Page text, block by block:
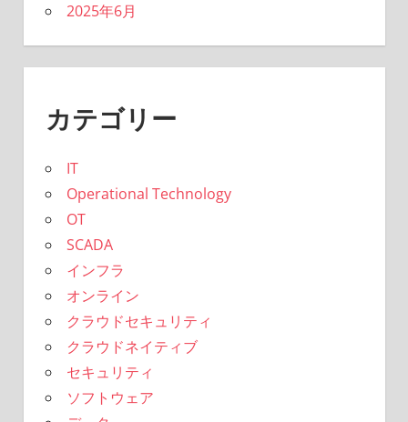
2025年6月
カテゴリー
IT
Operational Technology
OT
SCADA
インフラ
オンライン
クラウドセキュリティ
クラウドネイティブ
セキュリティ
ソフトウェア